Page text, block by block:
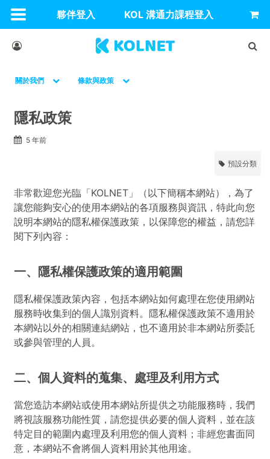
夥伴登入 KOL 溝通力課程登入
關於我們 條款與政策
隱私政策
5 年前
預設分類
非常歡迎您光臨「KOLNET」（以下簡稱本網站），為了
讓您能夠安心的使用本網站的各項服務與資訊，特此向您
說明本網站的隱私權保護政策，以保障您的權益，請您詳
閱下列內容：
一、隱私權保護政策的適用範圍
隱私權保護政策內容，包括本網站如何處理在您使用網站
服務時收集到的個人識別資料。隱私權保護政策不適用於
本網站以外的相關連結網站，也不適用於非本網站所委託
或參與管理的人員。
二、個人資料的蒐集、處理及利用方式
當您造訪本網站或使用本網站所提供之功能服務時，我們
將視該服務功能性質，請您提供必要的個人資料，並在該
特定目的範圍內處理及利用您的個人資料；非經您書面同
意，本網站不會將個人資料用於其他用途。